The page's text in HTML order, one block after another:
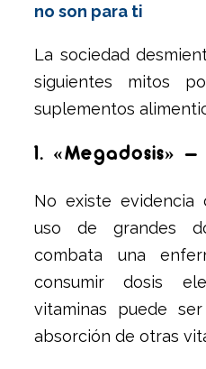
no son para ti
La sociedad
siguientes mitos
suplementos
1. «Megadosis»
No existe
uso de grandes
combata una
consumir dosis
vitaminas puede
absorción de otras